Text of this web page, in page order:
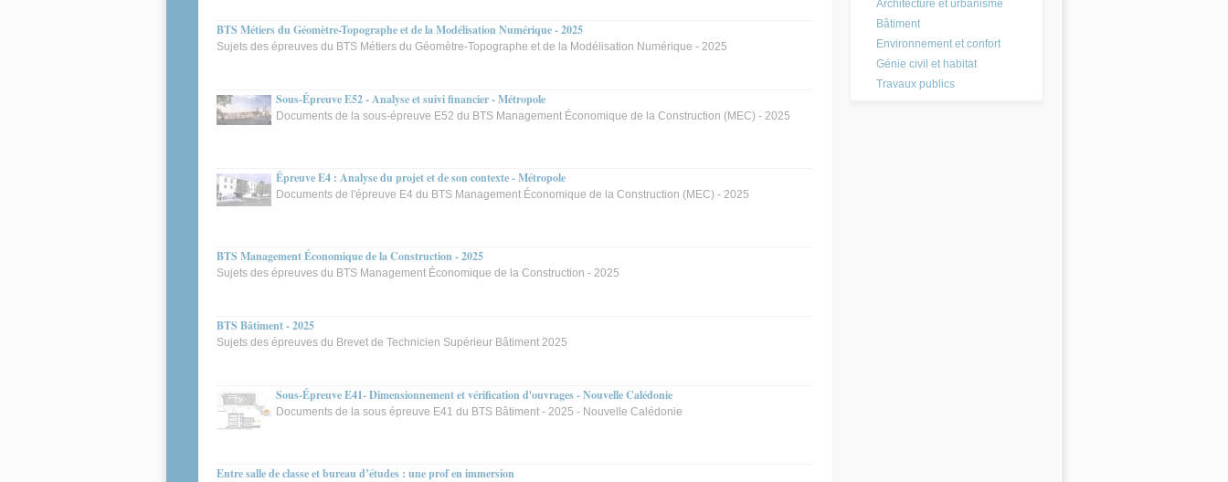
BTS Métiers du Géomètre-Topographe et de la Modélisation Numérique - 2025
Sujets des épreuves du BTS Métiers du Géomètre-Topographe et de la Modélisation Numérique - 2025
Sous-Épreuve E52 - Analyse et suivi financier - Métropole
Documents de la sous-épreuve E52 du BTS Management Économique de la Construction (MEC) - 2025
Épreuve E4 : Analyse du projet et de son contexte - Métropole
Documents de l'épreuve E4 du BTS Management Économique de la Construction (MEC) - 2025
BTS Management Économique de la Construction - 2025
Sujets des épreuves du BTS Management Économique de la Construction - 2025
BTS Bâtiment - 2025
Sujets des épreuves du Brevet de Technicien Supérieur Bâtiment 2025
Sous-Épreuve E41- Dimensionnement et vérification d'ouvrages - Nouvelle Calédonie
Documents de la sous épreuve E41 du BTS Bâtiment - 2025 - Nouvelle Calédonie
Entre salle de classe et bureau d’études : une prof en immersion
Architecture et urbanisme
Bâtiment
Environnement et confort
Génie civil et habitat
Travaux publics